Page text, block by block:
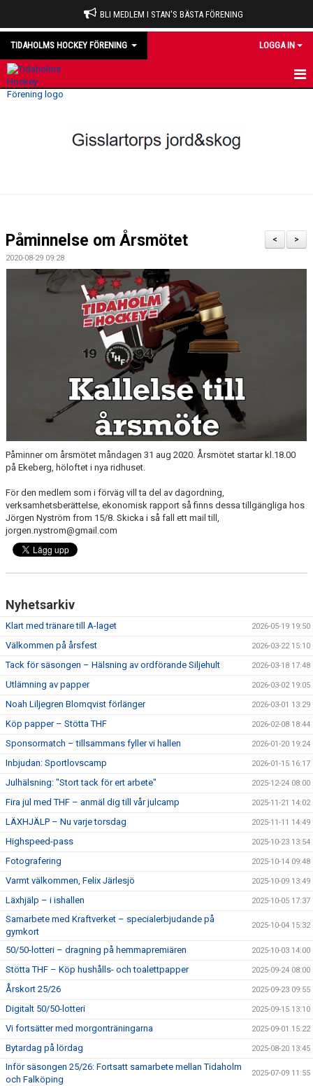
BLI MEDLEM I STAN'S BÄSTA FÖRENING
TIDAHOLMS HOCKEY FÖRENING LOGGA IN
MATCHER
THF UNGDOMSPOLICY - RÖDA TRÅD
PROFILKLÄDER
TRISSBOLAGET
DOKUMENT
ALLMÄNHETENS ÅKNING
FÖRSÄKRING
>
<
Påminnelse om Årsmötet
2020-08-29 09:28
Påminner om årsmötet måndagen 31 aug 2020. Årsmötet startar kl.18.00
på Ekeberg, höloftet i nya ridhuset.
För den medlem som i förväg vill ta del av dagordning,
verksamhetsberättelse, ekonomisk rapport så finns dessa tillgängliga hos
Jörgen Nyström from 15/8. Skicka i så fall ett mail till,
jorgen.nystrom@gmail.com
Nyhetsarkiv
Klart med tränare till A-laget 2026-05-19 19:50
Välkommen på årsfest 2026-03-22 15:10
Tack för säsongen – Hälsning av ordförande Siljehult 2026-03-18 17:48
Utlämning av papper 2026-03-02 19:05
Noah Liljegren Blomqvist förlänger 2026-03-01 13:29
Köp papper – Stötta THF 2026-02-08 18:44
Sponsormatch – tillsammans fyller vi hallen 2026-01-20 19:24
Inbjudan: Sportlovscamp 2026-01-15 16:17
Julhälsning: "Stort tack för ert arbete" 2025-12-24 08:00
Fira jul med THF – anmäl dig till vår julcamp 2025-11-21 14:02
LÄXHJÄLP – Nu varje torsdag 2025-11-11 14:49
Highspeed-pass 2025-10-23 13:54
Fotografering 2025-10-14 09:48
Varmt välkommen, Felix Järlesjö 2025-10-09 13:49
Läxhjälp – i ishallen 2025-10-05 17:37
Samarbete med Kraftverket – specialerbjudande på
gymkort
2025-10-04 15:32
50/50-lotteri – dragning på hemmapremiären 2025-10-03 14:00
Stötta THF – Köp hushålls- och toalettpapper 2025-09-24 08:00
Årskort 25/26 2025-09-23 09:55
Digitalt 50/50-lotteri 2025-09-15 13:10
Vi fortsätter med morgonträningarna 2025-09-01 15:22
Bytardag på lördag 2025-08-20 13:45
Inför säsongen 25/26: Fortsatt samarbete mellan Tidaholm
och Falköping
2025-07-09 11:55